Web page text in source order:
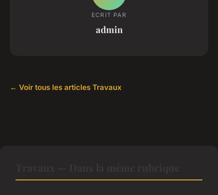
ECRIT PAR
admin
← Voir tous les articles Travaux